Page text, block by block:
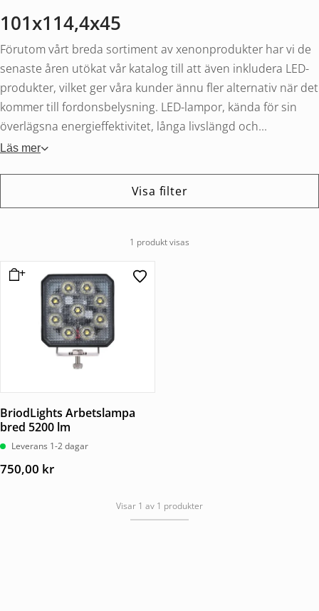
101x114,4x45
Förutom vårt breda sortiment av xenonprodukter har vi de
senaste åren utökat vår katalog till att även inkludera LED-
produkter, vilket ger våra kunder ännu fler alternativ när det
kommer till fordonsbelysning. LED-lampor, kända för sin
överlägsna energieffektivitet, långa livslängd och...
Läs mer
Visa filter
1 produkt visas
BriodLights Arbetslampa
bred 5200 lm
Leverans 1-2 dagar
750,00 kr
Visar 1 av 1 produkter